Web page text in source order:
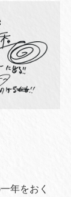
年をおく